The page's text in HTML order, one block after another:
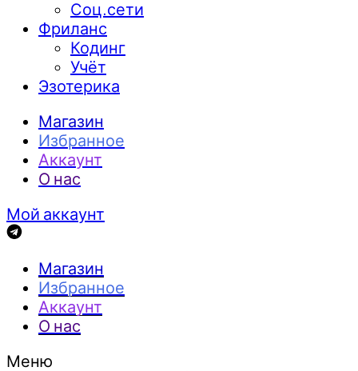
Соц.сети
Фриланс
Кодинг
Учёт
Эзотерика
Магазин
Избранное
Аккаунт
О нас
Мой аккаунт
Магазин
Избранное
Аккаунт
О нас
Меню